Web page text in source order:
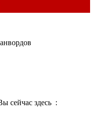
сейчас здесь :